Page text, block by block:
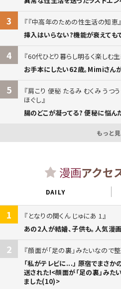
3
『中高年のための性生活の知恵』
挿入はいらない?機能が衰えても
4
60代ひとり暮らし明るく楽しむ生
お手本にしたい62歳。Mimiさん
5
肩こり 便秘 たるみ むくみ うつ
ほぐし
腸のどこが凝ってる? 便秘に悩ん
もっと
漫画アクセ
DAILY
1
となりの関くん じゅにあ 1
あの2人が結婚、子供も。人気漫
2
顔面が「足の裏」みたいなので
「私がテレビに...」 原宿でまさ
送された!<顔面が「足の裏」み
ました(10)>